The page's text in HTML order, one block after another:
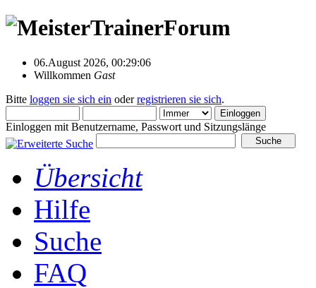
06.August 2026, 00:29:06
Willkommen Gast
Bitte loggen sie sich ein oderregistrieren sie sich.
Einloggen mit Benutzername, Passwort und Sitzungslänge
Übersicht
Hilfe
Suche
FAQ